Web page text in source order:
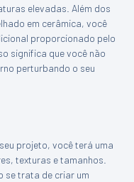
elevadas. Além dos
em cerâmica, você
proporcionado pelo
significa que você não
perturbando o seu
projeto, você terá uma
texturas e tamanhos.
se trata de criar um